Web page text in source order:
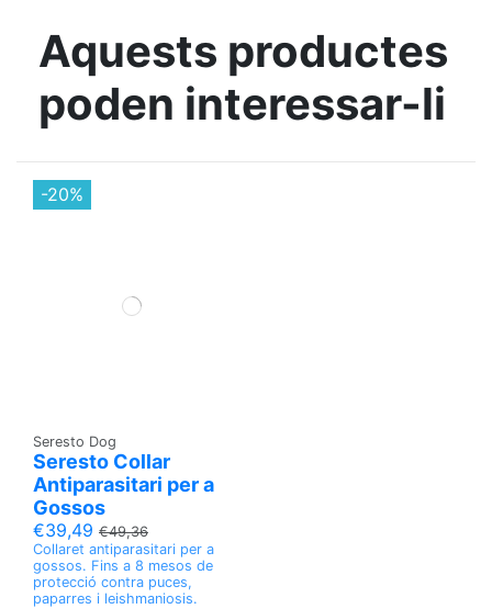
Aquests productes
poden interessar-li
-20%
Seresto Dog
Seresto Collar
Antiparasitari per a
Gossos
€39,49 €49,36
Collaret antiparasitari per a
gossos. Fins a 8 mesos de
protecció contra puces,
paparres i leishmaniosis.